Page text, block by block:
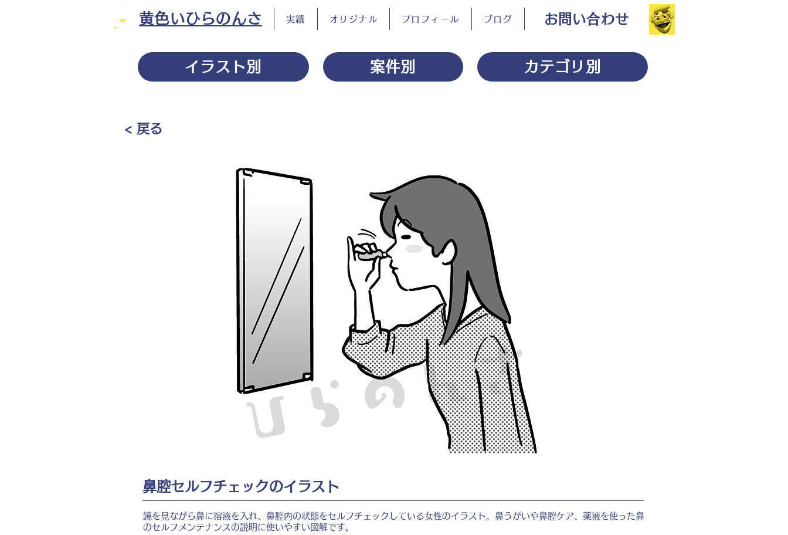
黄色いひらのんさ 実績 オリジナル プロフィール ブログ お問い合わせ
イラスト別 案件別 カテゴリ別
< 戻る
鼻腔セルフチェックのイラスト
鏡を見ながら鼻に溶液を入れ、鼻腔内の状態をセルフチェックしている女性のイラスト。鼻うがいや鼻腔ケア、薬液を使った鼻
のセルフメンテナンスの説明に使いやすい図解です。